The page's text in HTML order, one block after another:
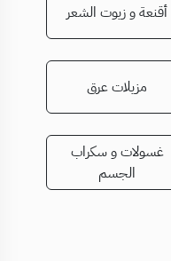
أقنعة و زيوت الشعر
مزيلات عرق
غسولات و سكراب
الجسم